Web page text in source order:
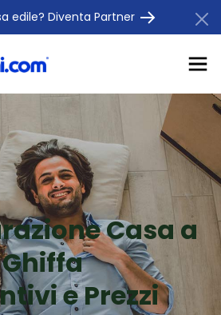
edile? Diventa Partner
Casa a
Ghiffa
e Prezzi